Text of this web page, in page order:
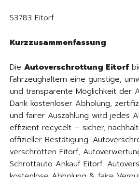
53783 Eitorf
Kurzzusammenfassung
Die Autoverschrottung Eitorf
Fahrzeughaltern eine günstige,
und transparente Möglichkeit der
Dank kostenloser Abholung,
und fairer Auszahlung wird jedes
effizient recycelt – sicher,
offizieller Bestätigung.
verschrotten Eitorf,
Schrottauto Ankauf Eitorf.